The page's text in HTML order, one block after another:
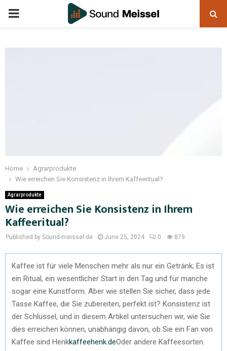
Home
Agrarprodukte
Wie erreichen Sie Konsistenz in Ihrem Kaffeeritual?
Agrarprodukte
Wie erreichen Sie Konsistenz in Ihrem
Kaffeeritual?
Published by Sound-meissel.de June 25, 2024 0 879
Kaffee ist für viele Menschen mehr als nur ein Getränk; Es ist
ein Ritual, ein wesentlicher Start in den Tag und für manche
sogar eine Kunstform. Aber wie stellen Sie sicher, dass jede
Tasse Kaffee, die Sie zubereiten, perfekt ist? Konsistenz ist
der Schlüssel, und in diesem Artikel untersuchen wir, wie Sie
dies erreichen können, unabhängig davon, ob Sie ein Fan von
Kaffee sind Henkkaffeehenk.deOder andere Kaffeesorten.